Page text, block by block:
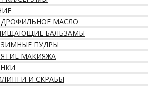
МАСЛО
БАЛЬЗАМЫ
ПУДРЫ
МАКИЯЖА
И СКРАБЫ